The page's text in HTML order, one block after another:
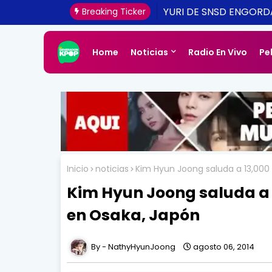
Breaking Ticker YURI DE SNSD
[CONFIRMADO Y
UNA REALIDAD ESTE
Home Noticias Radio En Vivo
Inicio noticias Kim Hyun Joong saluda a
Kim Hyun Joong saluda
en Osaka, Japón
NathyHyunJoong agosto 06, 2014